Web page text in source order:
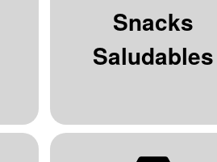
Snacks
Saludables